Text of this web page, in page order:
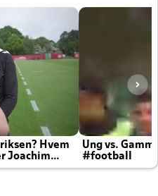
Hvem
Joachim
Ung vs.
#football